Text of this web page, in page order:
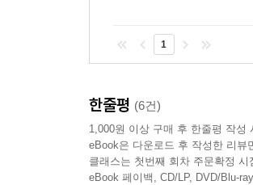
1
한줄평 (6건)
1,000원 이상 구매 후 한줄평 작성
eBook은 다운로드 후 작성한 리뷰
클래스는 첫번째 회차 주문확정
eBook 페이백, CD/LP, DVD/Blu-